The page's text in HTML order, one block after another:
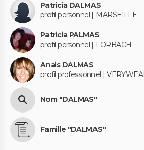
Patricia DALMAS
profil personnel | MARSEILLE
Patricia PALMAS
profil personnel | FORBACH
Anais DALMAS
profil professionnel |
Nom "DALMAS"
Famille "DALMAS"